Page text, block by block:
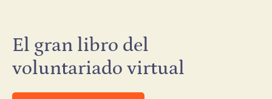
El gran libro del
voluntariado virtual